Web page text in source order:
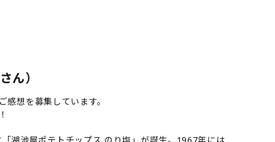
ん）
想を募集しています。